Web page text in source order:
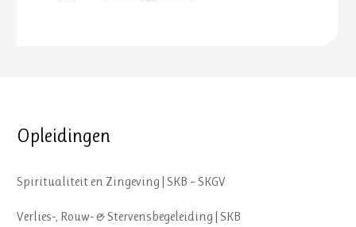
Opleidingen
Spiritualiteit en Zingeving | SKB – SKGV
Verlies-, Rouw- & Stervensbegeleiding | SKB